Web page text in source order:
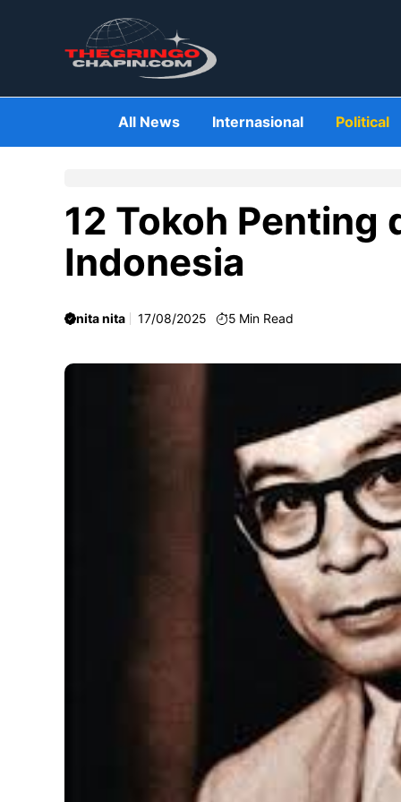
All News Internasional Political
12 Tokoh Penting
Indonesia
nita nita 17/08/2025 5 Min Read